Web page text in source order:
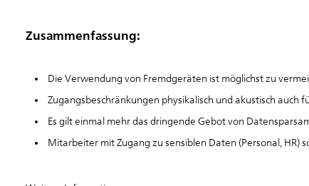
Zusammenfassung:
Die Verwendung von Fremdgeräten ist möglichst zu
Zugangsbeschränkungen physikalisch und akustisch auch
Es gilt einmal mehr das dringende Gebot von
Mitarbeiter mit Zugang zu sensiblen Daten (Personal, HR)